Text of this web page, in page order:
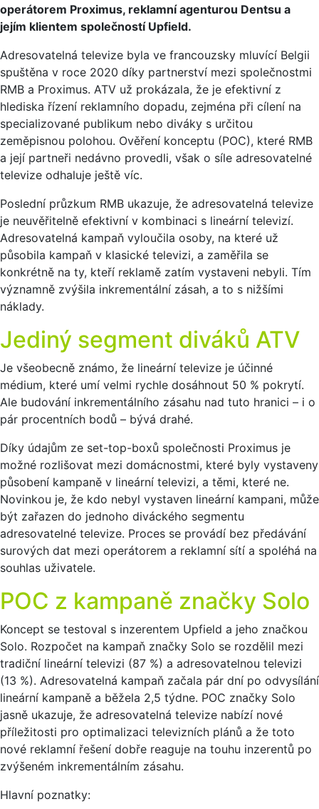
operátorem Proximus, reklamní agenturou Dentsu a
jejím klientem společností Upfield.
Adresovatelná televize byla ve francouzsky mluvící Belgii
spuštěna v roce 2020 díky partnerství mezi společnostmi
RMB a Proximus. ATV už prokázala, že je efektivní z
hlediska řízení reklamního dopadu, zejména při cílení na
specializované publikum nebo diváky s určitou
zeměpisnou polohou. Ověření konceptu (POC), které RMB
a její partneři nedávno provedli, však o síle adresovatelné
televize odhaluje ještě víc.
Poslední průzkum RMB ukazuje, že adresovatelná televize
je neuvěřitelně efektivní v kombinaci s lineární televizí.
Adresovatelná kampaň vyloučila osoby, na které už
působila kampaň v klasické televizi, a zaměřila se
konkrétně na ty, kteří reklamě zatím vystaveni nebyli. Tím
významně zvýšila inkrementální zásah, a to s nižšími
náklady.
Jediný segment diváků ATV
Je všeobecně známo, že lineární televize je účinné
médium, které umí velmi rychle dosáhnout 50 % pokrytí.
Ale budování inkrementálního zásahu nad tuto hranici – i o
pár procentních bodů – bývá drahé.
Díky údajům ze set-top-boxů společnosti Proximus je
možné rozlišovat mezi domácnostmi, které byly vystaveny
působení kampaně v lineární televizi, a těmi, které ne.
Novinkou je, že kdo nebyl vystaven lineární kampani, může
být zařazen do jednoho diváckého segmentu
adresovatelné televize. Proces se provádí bez předávání
surových dat mezi operátorem a reklamní sítí a spoléhá na
souhlas uživatele.
POC z kampaně značky Solo
Koncept se testoval s inzerentem Upfield a jeho značkou
Solo. Rozpočet na kampaň značky Solo se rozdělil mezi
tradiční lineární televizi (87 %) a adresovatelnou televizi
(13 %). Adresovatelná kampaň začala pár dní po odvysílání
lineární kampaně a běžela 2,5 týdne. POC značky Solo
jasně ukazuje, že adresovatelná televize nabízí nové
příležitosti pro optimalizaci televizních plánů a že toto
nové reklamní řešení dobře reaguje na touhu inzerentů po
zvýšeném inkrementálním zásahu.
Hlavní poznatky: